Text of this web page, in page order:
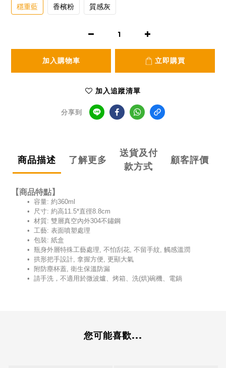
穩重藍 香檳粉 質感灰
加入購物車 立即購買
加入追蹤清單
分享到
商品描述 了解更多
送貨及付
款方式
顧客評價
【商品特點】
• 容量: 約360ml
• 尺寸: 約高11.5*直徑8.8cm
• 材質: 雙層真空內外304不鏽鋼
• 工藝: 表面噴塑處理
• 包裝: 紙盒
• 瓶身外層特殊工藝處理, 不怕刮花, 不留手紋, 觸感溫潤
• 拱形把手設計, 拿握方便, 更顯大氣
• 附防塵杯蓋, 衛生保溫防漏
• 請手洗，不適用於微波爐、烤箱、洗(烘)碗機、電鍋
您可能喜歡...